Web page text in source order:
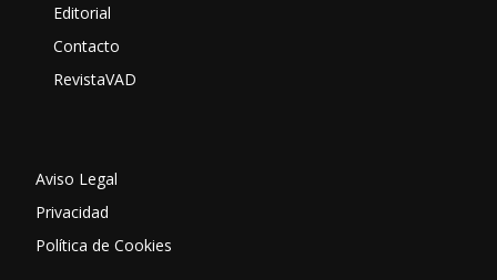
Editorial
Contacto
RevistaVAD
Aviso Legal
Privacidad
Política de Cookies